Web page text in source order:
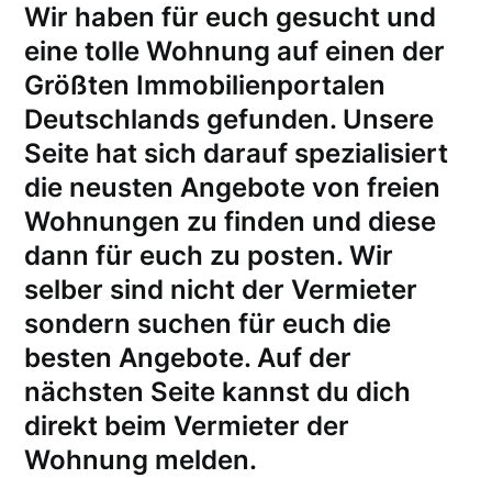
Wir haben für euch gesucht und
eine tolle Wohnung auf einen der
Größten Immobilienportalen
Deutschlands gefunden. Unsere
Seite hat sich darauf spezialisiert
die neusten Angebote von freien
Wohnungen zu finden und diese
dann für euch zu posten. Wir
selber sind nicht der Vermieter
sondern suchen für euch die
besten Angebote. Auf der
nächsten Seite kannst du dich
direkt beim Vermieter der
Wohnung melden.